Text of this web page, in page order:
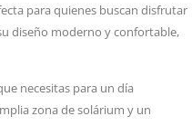
para quienes buscan disfrutar
diseño moderno y confortable,
necesitas para un día
zona de solárium y un